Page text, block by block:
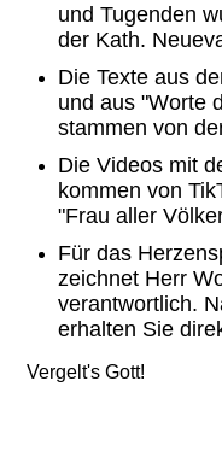
und Tugenden
der Kath.
Die Texte aus
und aus "Worte
stammen von
Die Videos mit
kommen von
"Frau aller
Für das
zeichnet Herr
verantwortlich.
erhalten Sie
Vergelt's Gott!